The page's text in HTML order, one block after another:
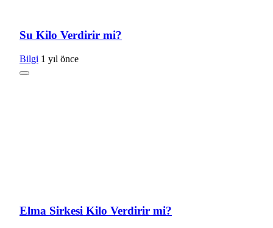
Su Kilo Verdirir mi?
Bilgi 1 yıl önce
Elma Sirkesi Kilo Verdirir mi?